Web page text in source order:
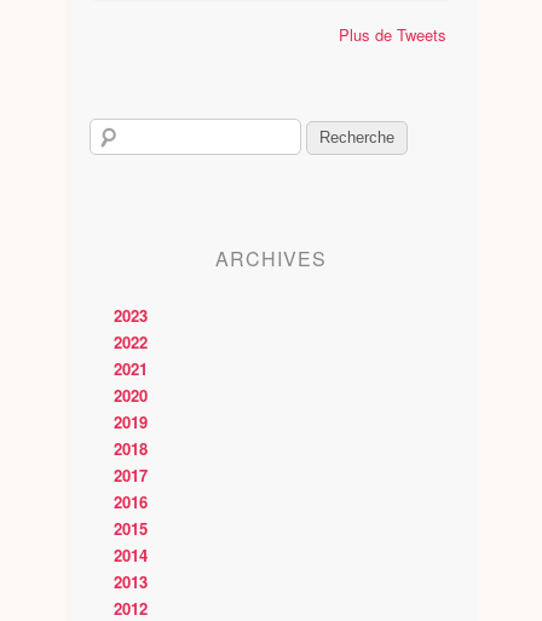
Plus de Tweets
ARCHIVES
2023
2022
2021
2020
2019
2018
2017
2016
2015
2014
2013
2012